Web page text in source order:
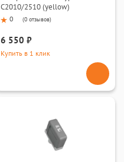
C2010/2510 (yellow)
0 (0 отзывов)
6 550 ₽
Купить в 1 клик